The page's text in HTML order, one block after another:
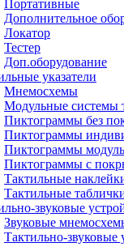
Портативные
Дополнительное
Локатор
Тестер
Доп.оборудование
указатели
Мнемосхемы
Модульные системы
Пиктограммы без
Пиктограммы
Пиктограммы
Пиктограммы с
Тактильные
Тактильные
звуковые
Звуковые
Тактильно-звуковые